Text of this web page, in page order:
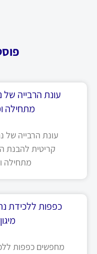
עונת הרבייה
מתחילה
עונת הרבייה של
קריטית להבנת
מתחילה
כפפות ללכידת
מחפשים כפפות